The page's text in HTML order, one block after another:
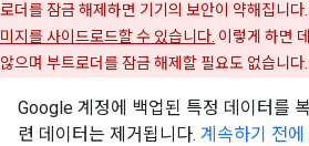
로더를 잠금 해제하면 기기의 보안이 약해집니다.
미지를 사이드로드할 수 있습니다. 이렇게 하면
않으며 부트로더를 잠금 해제할 필요도 없습니다.
Google 계정에 백업된 특정 데이터를
련 데이터는 제거됩니다. 계속하기 전